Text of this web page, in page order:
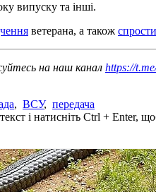
випуску та інші.
ветерана, а також
на наш канал https://
, ВСУ, передача
і натисніть Ctrl + Enter,